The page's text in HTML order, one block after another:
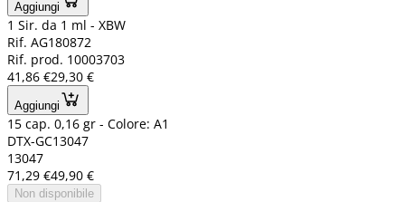
Aggiungi
1 Sir. da 1 ml - XBW
Rif. AG180872
Rif. prod. 10003703
41,86 €29,30 €
Aggiungi
15 cap. 0,16 gr - Colore: A1
DTX-GC13047
13047
71,29 €49,90 €
Non disponibile